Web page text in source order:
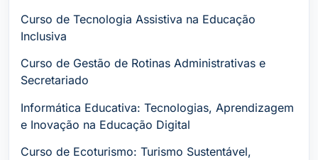
Curso de Tecnologia Assistiva na Educação
Inclusiva
Curso de Gestão de Rotinas Administrativas e
Secretariado
Informática Educativa: Tecnologias, Aprendizagem
e Inovação na Educação Digital
Curso de Ecoturismo: Turismo Sustentável,